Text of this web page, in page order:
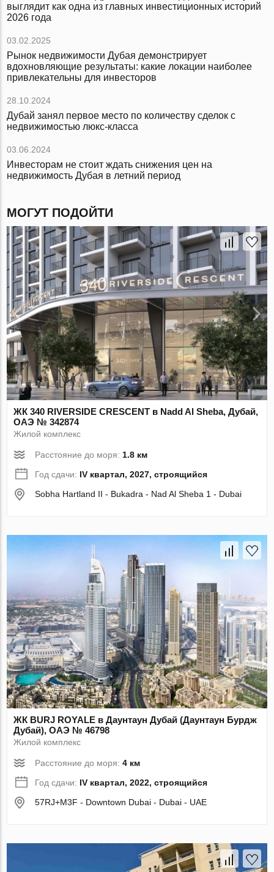
выглядит как одна из главных инвестиционных историй
2026 года
03.02.2025
Рынок недвижимости Дубая демонстрирует
вдохновляющие результаты: какие локации наиболее
привлекательны для инвесторов
28.10.2024
Дубай занял первое место по количеству сделок с
недвижимостью люкс-класса
03.06.2024
Инвесторам не стоит ждать снижения цен на
недвижимость Дубая в летний период
МОГУТ ПОДОЙТИ
ЖК 340 RIVERSIDE CRESCENT в Nadd Al Sheba, Дубай,
ОАЭ № 342874
Жилой комплекс
Расстояние до моря: 1.8 км
Год сдачи: IV квартал, 2027, строящийся
Sobha Hartland II - Bukadra - Nad Al Sheba 1 - Dubai
ЖК BURJ ROYALE в Даунтаун Дубай (Даунтаун Бурдж
Дубай), ОАЭ № 46798
Жилой комплекс
Расстояние до моря:4 км
Год сдачи: IV квартал, 2022, строящийся
57RJ+M3F - Downtown Dubai - Dubai - UAE